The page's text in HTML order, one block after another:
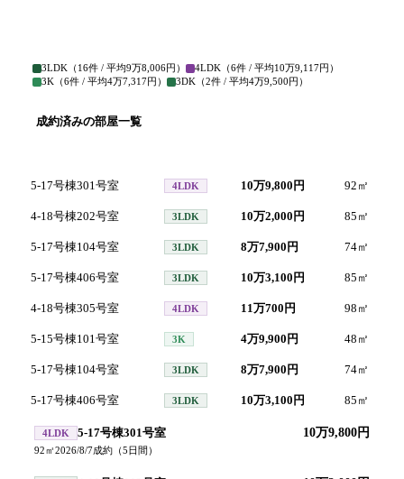
3LDK （16件 / 平均9万8,006円） 4LDK （6件 / 平均10万9,117円）
3K （6件 / 平均4万7,317円） 3DK （2件 / 平均4万9,500円）
成約済みの部屋一覧
5-17号棟301号室 4LDK 10万9,800円 92 ㎡
4-18号棟202号室 3LDK 10万2,000円 85 ㎡
5-17号棟104号室 3LDK 8万7,900円 74㎡
5-17号棟406号室 3LDK 10万3,100円 85 ㎡
4-18号棟305号室 4LDK 11万700円 98 ㎡
5-15号棟101号室 3K 4万9,900円 48 ㎡
5-17号棟104号室 3LDK 8万7,900円 74㎡
5-17号棟406号室 3LDK 10万3,100円 85 ㎡
4LDK 5-17号棟301号室 10万9,800円
92㎡2026/8/7成約 （5日間）